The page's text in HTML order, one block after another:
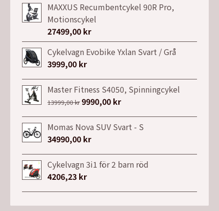
MAXXUS Recumbentcykel 90R Pro,
Motionscykel
27499,00 kr
Cykelvagn Evobike Yxlan Svart / Grå
3999,00 kr
Master Fitness S4050, Spinningcykel
13999,00kr Det
priset
var:
9990,00 krDet
priset
Momas Nova SUV Svart - S
34990,00 kr
Cykelvagn 3i1 för 2 barn röd
4206,23 kr